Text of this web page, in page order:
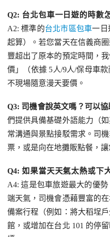
Q2: 台北包車一日遊的時數
A2: 標準的台北市區包車一日
起算）。若您當天在信義商
豐超出了原本的預定時間，
價」（依據 5人/9人/保母車
不現場隨意漫天要價。
Q3: 司機會說英文嗎？可以
們提供具備基礎外語能力（
常溝通與景點接駁需求。司
票，或是向在地攤販點餐，
Q4: 如果當天天氣太熱或下
A4: 這是包車旅遊最大的優
端天氣，司機會憑藉豐富的
備案行程（例如：將大稻埕
館，或增加在台北 101 的停